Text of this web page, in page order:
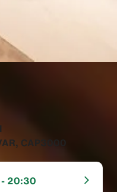
CAP3000‬
20:30